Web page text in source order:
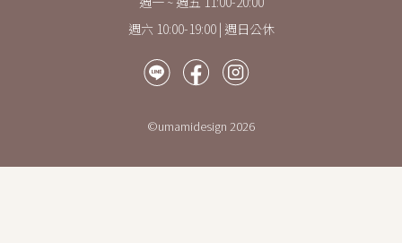
週六 10:00-19:00 | 週日公休
©umamidesign 2026